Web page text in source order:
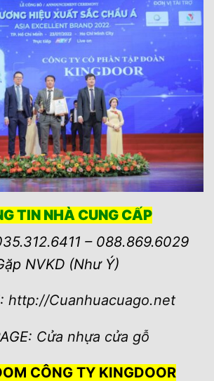
TIN NHÀ CUNG CẤP
– 088.869.6029
NVKD (Như Ý)
http://Cuanhuacuago.net
Cửa nhựa cửa gỗ
CÔNG TY KINGDOOR